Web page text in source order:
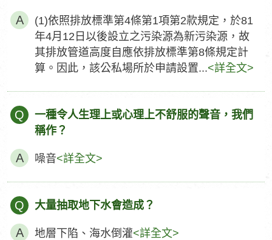
(1)依照排放標準第4條第1項第2款規定，於81
年4月12日以後設立之污染源為新污染源，故
其排放管道高度自應依排放標準第8條規定計
算。因此，該公私場所於申請設置...<詳全文>
Q
一種令人生理上或心理上不舒服的聲音，我們
稱作？
噪音<詳全文>
Q 大量抽取地下水會造成？
地層下陷、海水倒灌<詳全文>